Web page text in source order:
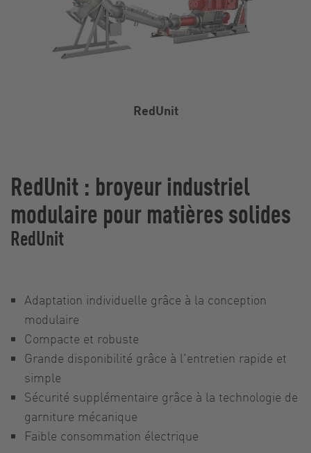
RedUnit
RedUnit : broyeur industriel
modulaire pour matières solides
RedUnit
Adaptation individuelle grâce à la conception
modulaire
Compacte et robuste
Grande disponibilité grâce à l'entretien rapide et
simple
Sécurité supplémentaire grâce à la technologie de
garniture mécanique
Faible consommation électrique